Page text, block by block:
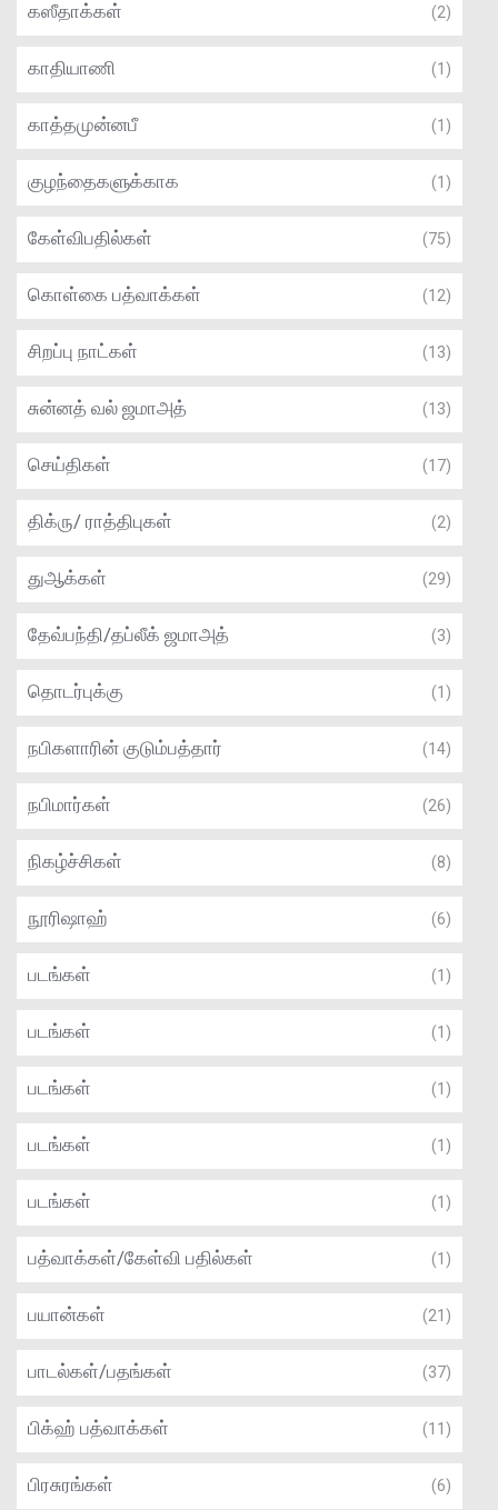
கஸீதாக்கள் (2)
காதியாணி (1)
காத்தமுன்னபீ (1)
குழந்தைகளுக்காக (1)
கேள்விபதில்கள் (75)
கொள்கை பத்வாக்கள் (12)
சிறப்பு நாட்கள் (13)
சுன்னத் வல் ஜமாஅத் (13)
செய்திகள் (17)
திக்ரு/ ராத்திபுகள் (2)
துஆக்கள் (29)
தேவ்பந்தி/தப்லீக் ஜமாஅத் (3)
தொடர்புக்கு (1)
நபிகளாரின் குடும்பத்தார் (14)
நபிமார்கள் (26)
நிகழ்ச்சிகள் (8)
நூரிஷாஹ் (6)
படங்கள் (1)
படங்கள் (1)
படங்கள் (1)
படங்கள் (1)
படங்கள் (1)
பத்வாக்கள்/கேள்வி பதில்கள் (1)
பயான்கள் (21)
பாடல்கள்/பதங்கள் (37)
பிக்ஹ் பத்வாக்கள் (11)
பிரசுரங்கள் (6)